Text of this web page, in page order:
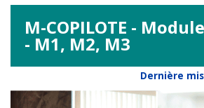
M-COPILOTE -
- M1, M2, M3
Dernière